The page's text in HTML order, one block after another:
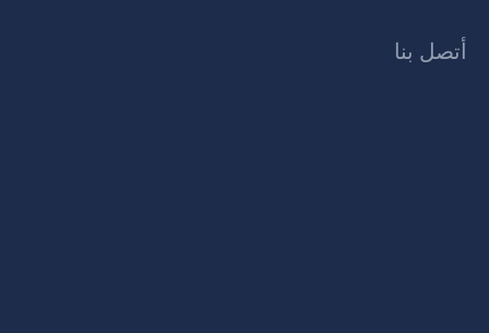
أتصل بنا